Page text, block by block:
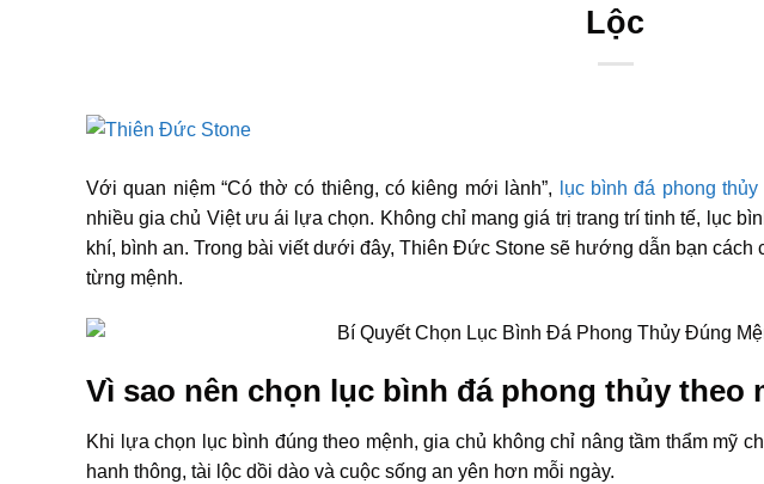
Lộc
Với quan niệm “Có thờ có thiêng, có kiêng mới lành”, lục bình đá phong thủy
nhiều gia chủ Việt ưu ái lựa chọn. Không chỉ mang giá trị trang trí tinh tế, lục
khí, bình an. Trong bài viết dưới đây, Thiên Đức Stone sẽ hướng dẫn bạn cách
từng mệnh.
Vì sao nên chọn lục bình đá phong thủy theo
Khi lựa chọn lục bình đúng theo mệnh, gia chủ không chỉ nâng tầm thẩm mỹ
hanh thông, tài lộc dồi dào và cuộc sống an yên hơn mỗi ngày.